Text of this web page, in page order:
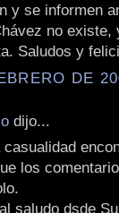
y se informen
no
Saludos y
DE
dijo...
casualidad
los
saludo dsde